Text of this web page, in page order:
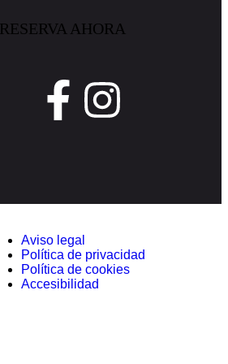
RESERVA AHORA
Aviso legal
Política de privacidad
Política de cookies
Accesibilidad